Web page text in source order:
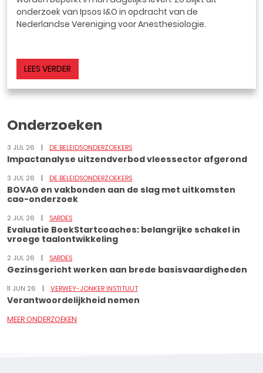
onderzoek van Ipsos I&O in opdracht van de
Nederlandse Vereniging voor Anesthesiologie.
LEES VERDER
Onderzoeken
3 JUL 26 DE BELEIDSONDERZOEKERS
Impactanalyse uitzendverbod vleessector afgerond
3 JUL 26 DE BELEIDSONDERZOEKERS
BOVAG en vakbonden aan de slag met uitkomsten
cao-onderzoek
2 JUL 26 SARDES
Evaluatie BoekStartcoaches: belangrijke schakel in
vroege taalontwikkeling
2 JUL 26 SARDES
Gezinsgericht werken aan brede basisvaardigheden
11 JUN 26 VERWEY-JONKER INSTITUUT
Verantwoordelijkheid nemen
MEER ONDERZOEKEN